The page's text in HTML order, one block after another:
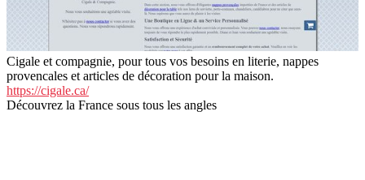
Cigale et compagnie, pour tous vos besoins en literie, nappes
provencales et articles de décoration pour la maison.
https://cigale.ca/
Découvrez la France sous tous les angles